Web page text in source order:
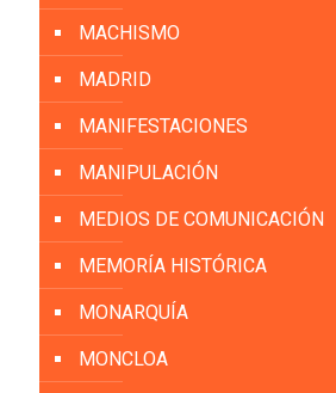
MACHISMO
MADRID
MANIFESTACIONES
MANIPULACIÓN
MEDIOS DE COMUNICACIÓN
MEMORÍA HISTÓRICA
MONARQUÍA
MONCLOA